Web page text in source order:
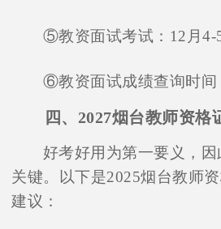
⑤教资面试考试：12月4-
⑥教资面试成绩查询时间
四、2027烟台教师资格
好考好用为第一要义，
关键。以下是2025烟台教师
建议：